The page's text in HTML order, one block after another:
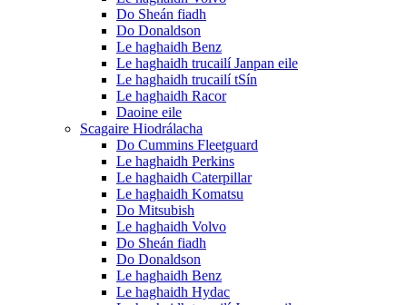
Do Sheán fiadh
Do Donaldson
Le haghaidh Benz
Le haghaidh trucailí Janpan eile
Le haghaidh trucailí tSín
Le haghaidh Racor
Daoine eile
Scagaire Hiodrálacha
Do Cummins Fleetguard
Le haghaidh Perkins
Le haghaidh Caterpillar
Le haghaidh Komatsu
Do Mitsubish
Le haghaidh Volvo
Do Sheán fiadh
Do Donaldson
Le haghaidh Benz
Le haghaidh Hydac